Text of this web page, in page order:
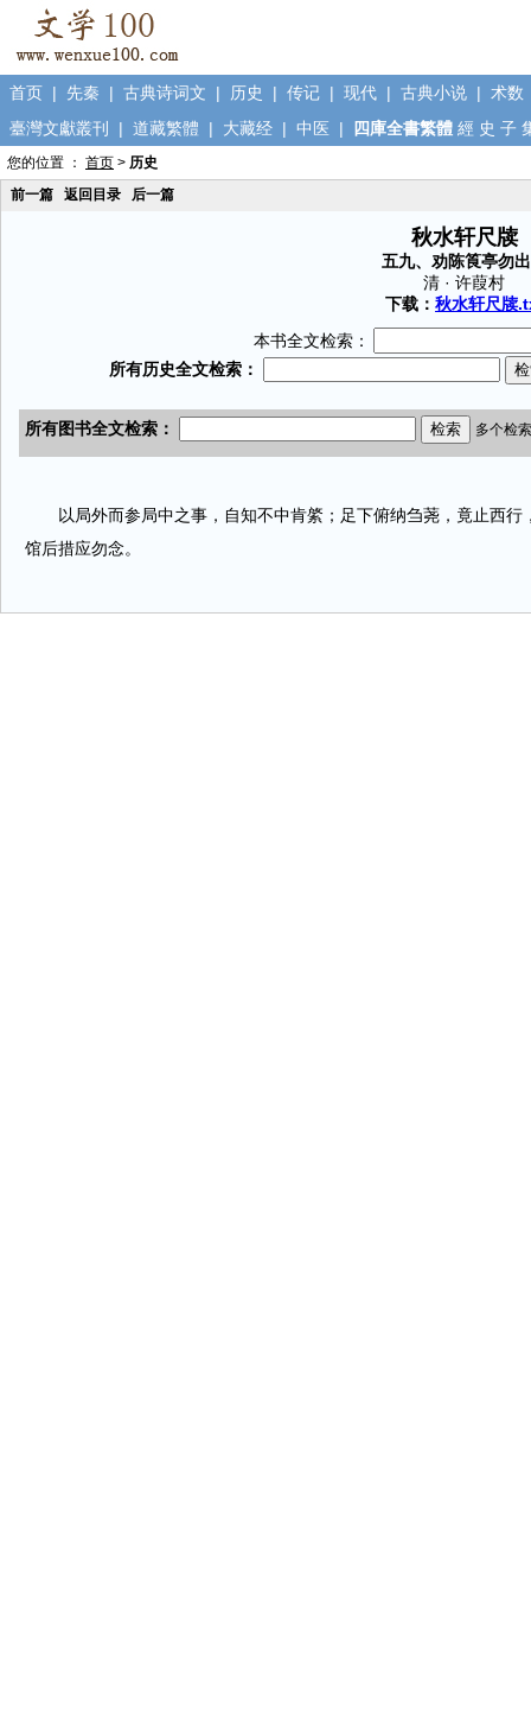
首页 | 先秦 | 古典诗词文 | 历史 | 传记 | 现代 | 古典小说 | 术数
臺灣文獻叢刊
| 道藏繁體 | 大藏经 | 中医 | 四庫全書繁體 經 史 子
您的位置 ： 首页 > 历史
前一篇
返回目录 后一篇
秋水轩尺牍
五九、劝陈筤亭勿
清 · 许葭村
下载： 秋水轩尺牍
本书全文检索：
以局外而参局中之事，自知不中肯綮；足下俯纳刍荛，竟止西行
馆后措应勿念。